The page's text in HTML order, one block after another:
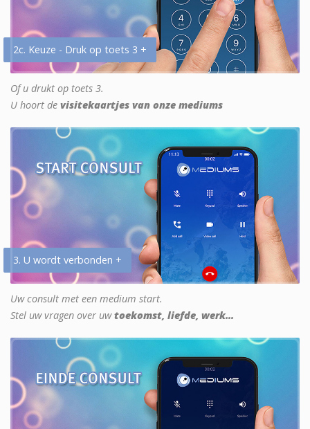
2c. Keuze - Druk op toets 3 +
Of u drukt op toets 3.
U hoort de visitekaartjes van onze mediums
3. U wordt verbonden +
Uw consult met een medium start.
Stel uw vragen over uwtoekomst, liefde, werk...